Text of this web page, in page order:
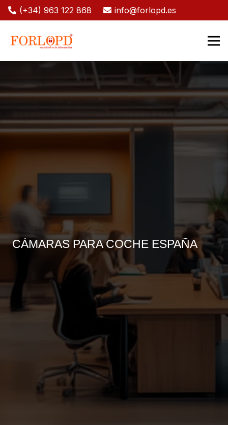
(+34) 963 122 868 info@forlopd.es
CÁMARAS PARA COCHE ESPAÑA